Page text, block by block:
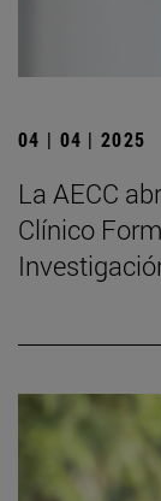
04 | 04 | 2025
La AECC
Clínico